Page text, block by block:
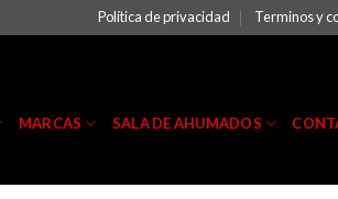
Política de privacidad Terminos y
MARCAS SALA DE AHUMADOS